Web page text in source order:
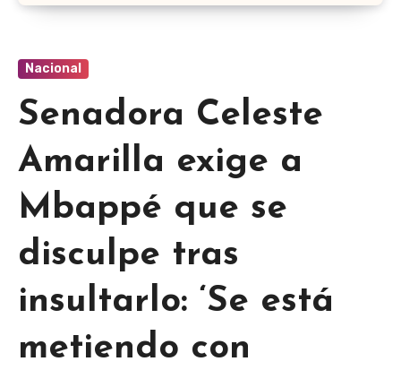
Nacional
Senadora Celeste
Amarilla exige a
Mbappé que se
disculpe tras
insultarlo: ‘Se está
metiendo con